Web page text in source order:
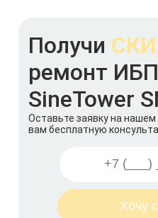
Получи
ремонт
SineTower
Оставьте заявку на
вам бесплатную